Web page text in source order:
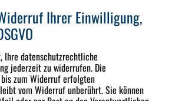
Ihrer Einwilligung,
Ihre datenschutzrechtliche
jederzeit zu widerrufen. Die
zum Widerruf erfolgten
vom Widerruf unberührt. Sie können